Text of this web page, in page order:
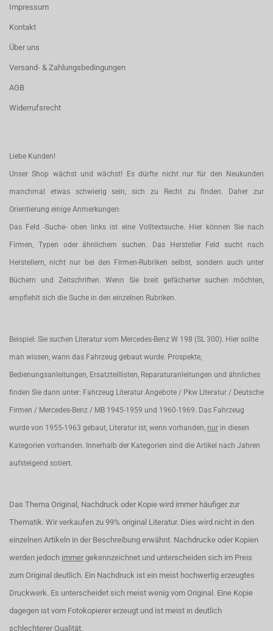
Impressum
Kontakt
Über uns
Versand- & Zahlungsbedingungen
AGB
Widerrufsrecht
Liebe Kunden!
Unser Shop wächst und wächst! Es dürfte nicht nur für den Neukunden
manchmal etwas schwierig sein, sich zu Recht zu finden. Daher zur
Orientierung einige Anmerkungen:
Das Feld -Suche- oben links ist eine Volltextsuche. Hier können Sie nach
Firmen, Typen oder ähnlichem suchen. Das Hersteller Feld sucht nach
Herstellern, nicht nur bei den Firmen-Rubriken selbst, sondern auch unter
Büchern und Zeitschriften. Wenn Sie breit gefächerter suchen möchten,
empfiehlt sich die Suche in den einzelnen Rubriken.
Beispiel: Sie suchen Literatur vom Mercedes-Benz W 198 (SL 300). Hier sollte
man wissen, wann das Fahrzeug gebaut wurde. Prospekte,
Bedienungsanleitungen, Ersatzteillisten, Reparaturanleitungen und ähnliches
finden Sie dann unter: Fahrzeug Literatur Angebote / Pkw Literatur / Deutsche
Firmen / Mercedes-Benz / MB 1945-1959 und 1960-1969. Das Fahrzeug
wurde von 1955-1963 gebaut, Literatur ist, wenn vorhanden, nur in diesen
Kategorien vorhanden. Innerhalb der Kategorien sind die Artikel nach Jahren
aufsteigend sotiert.
Das Thema Original, Nachdruck oder Kopie wird immer häufiger zur
Thematik. Wir verkaufen zu 99% original Literatur. Dies wird nicht in den
einzelnen Artikeln in der Beschreibung erwähnt. Nachdrucke oder Kopien
werden jedoch immer gekennzeichnet und unterscheiden sich im Preis
zum Original deutlich. Ein Nachdruck ist ein meist hochwertig erzeugtes
Druckwerk. Es unterscheidet sich meist wenig vom Original. Eine Kopie
dagegen ist vom Fotokopierer erzeugt und ist meist in deutlich
schlechterer Qualität.